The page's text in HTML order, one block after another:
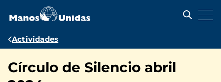
contenido
Ruta
navegación
Actividades
Círculo de Silencio abril